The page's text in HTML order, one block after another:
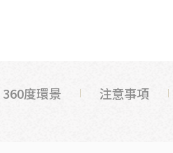
360度環景 注意事項